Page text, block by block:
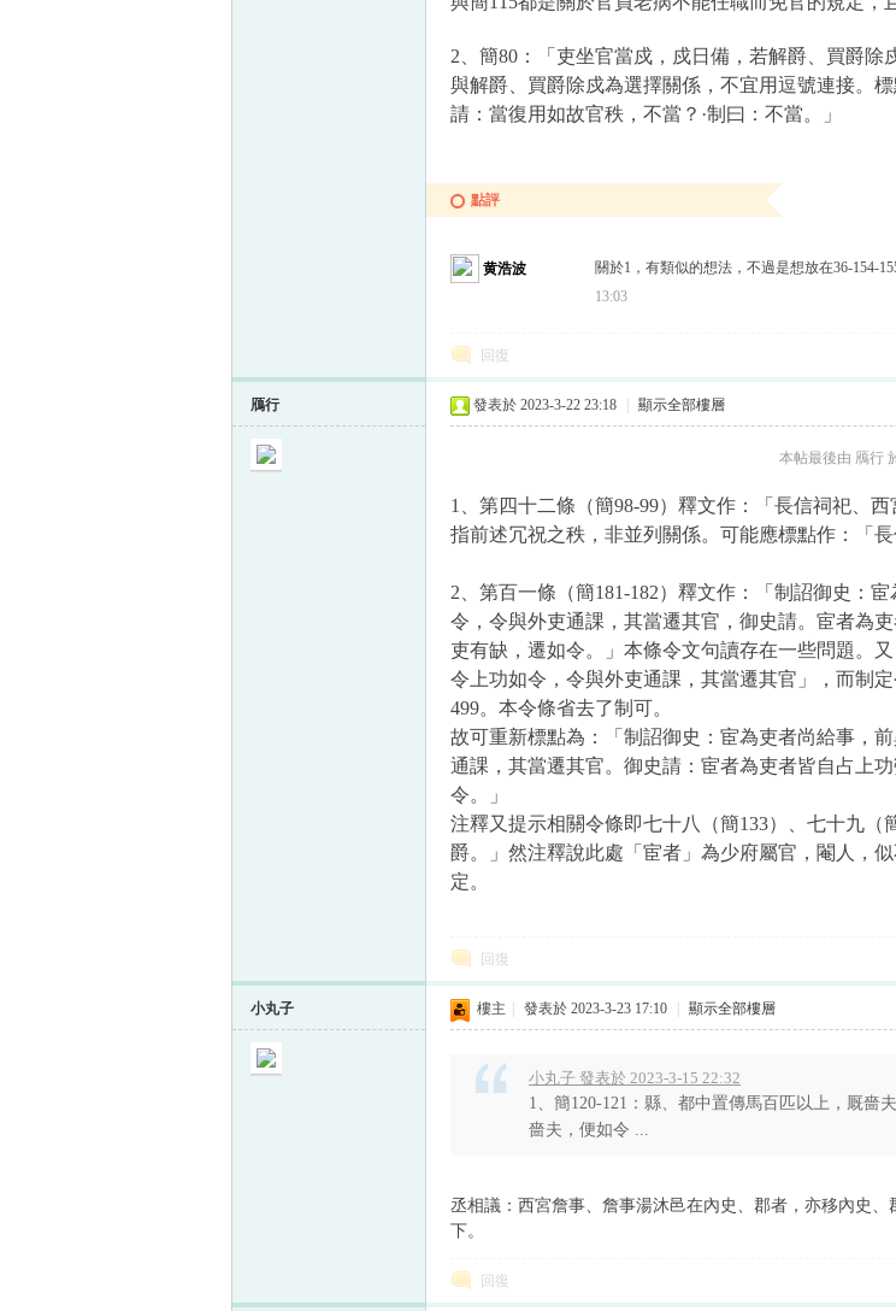
2、簡80：「吏坐官當戍，戍日備，若解爵、買爵除
與解爵、買爵除戍為選擇關係，不宜用逗號連接。標
請：當復用如故官秩，不當？·制曰：不當。
」
點評
黄浩波 關於1，有類似的想法，不過是想放在36-154-
13:03
回復
鴈行 發表於 2023-3-22 23:18 顯示全部樓層
本帖最後由 鴈行
1、第四十二條 （簡98-99）釋文作：「 長信祠祀、
指前述冗祝之秩，非並列關係。可能應標點作：「
2、第百一條（簡181-182）釋文作：「制詔御史：
令，令與外吏通課，其當遷其官，御史請。宦者為
吏有缺，遷如令。」本條令文句讀存在一些問題。
令上功如令，令與外吏通課，其當遷其官」，而制
499。本令條省去了制可。
故可重新標點為：「制詔御史：宦為吏者尚給事，
通課，其當遷其官。御史請：宦者為吏者皆自占上
令。」
注釋又提示相關令條即七十八（簡133）、七十九
爵。」然注釋說此處「宦者」為少府屬官，閹人，似
定。
回復
小丸子 樓主 發表於 2023-3-23 17:10 顯示全部樓層
小丸子 發表於 2023-3-15 22:32
1、簡120-121：縣、都中置傳馬百匹以上，厩嗇
嗇夫，便如令 ...
丞相議：西宮詹事、詹事湯沐邑在內史、郡者，亦移內史
下。
回復